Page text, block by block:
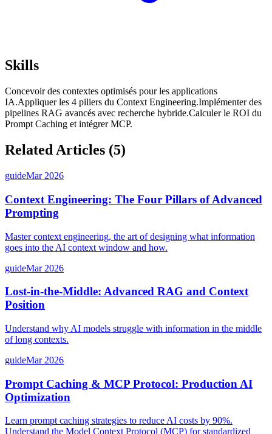
Skills
Concevoir des contextes optimisés pour les applications
IA.Appliquer les 4 piliers du Context Engineering.Implémenter des
pipelines RAG avancés avec recherche hybride.Calculer le ROI du
Prompt Caching et intégrer MCP.
Related Articles (5)
guideMar 2026
Context Engineering: The Four Pillars of Advanced
Prompting
Master context engineering, the art of designing what information
goes into the AI context window and how.
guideMar 2026
Lost-in-the-Middle: Advanced RAG and Context
Position
Understand why AI models struggle with information in the middle
of long contexts.
guideMar 2026
Prompt Caching & MCP Protocol: Production AI
Optimization
Learn prompt caching strategies to reduce AI costs by 90%.
Understand the Model Context Protocol (MCP) for standardized